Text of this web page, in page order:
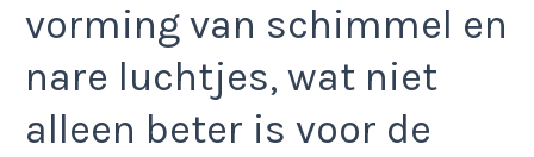
vorming van schimmel en
nare luchtjes, wat niet
alleen beter is voor de